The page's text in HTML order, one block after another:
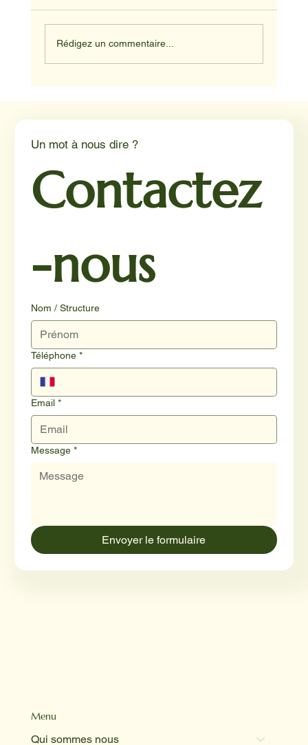
Rédigez un commentaire...
Menu
Qui sommes nous
Un mot à nous dire ?
Contactez
-nous
Nom / Structure
Téléphone *
Email *
Message *
Envoyer le formulaire